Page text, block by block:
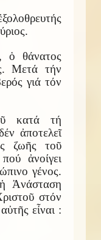
ὁ θάνατος
Μετά τήν
γιά τόν
κατά τή
ἀποτελεῖ
ζωῆς τοῦ
ἀνοίγει
γένος.
Ἀνάσταση
στόν
εἶναι :